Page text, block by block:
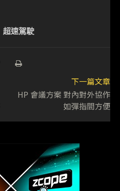
超速駕駛
下一篇文章
HP 會議方案 對內對外協作
如彈指間方便